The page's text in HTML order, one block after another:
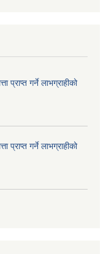
प्राप्त गर्ने लाभग्राहीको
प्राप्त गर्ने लाभग्राहीको